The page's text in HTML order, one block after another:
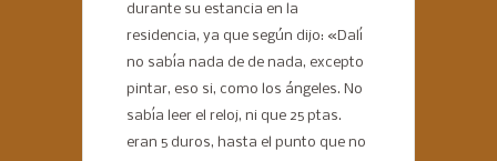
durante su estancia en la
residencia, ya que según dijo: «Dalí
no sabía nada de de nada, excepto
pintar, eso si, como los ángeles. No
sabía leer el reloj, ni que 25 ptas.
eran 5 duros, hasta el punto que no